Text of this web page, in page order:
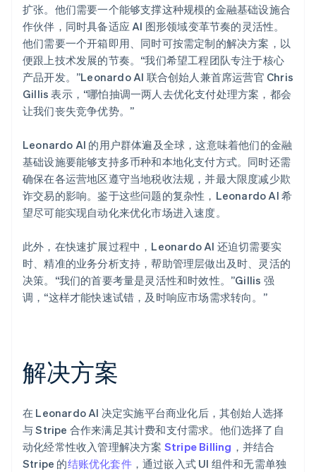
扩张。他们需要一个能够支撑这种规模的金融基础设施合
作伙伴，同时具备适应 AI 图形领域变革节奏的灵活性。
他们需要一个开箱即用、同时可按需定制的解决方案，以
便跟上技术发展的节奏。“我们希望工程团队专注于核心
产品开发。”Leonardo AI 联合创始人兼首席运营官 Chris
Gillis 表示，“哪怕抽调一两人去优化支付处理方案，都会
让我们丧失竞争优势。”
Leonardo AI 的用户群体遍及全球，这意味着他们的金融
基础设施要能够支持多币种和本地化支付方式。同时还需
确保在各运营地区遵守当地税收法规，并最大限度减少欺
诈交易的影响。鉴于这些问题的复杂性，Leonardo AI 希
望尽可能实现自动化来优化市场进入速度。
此外，在快速扩展过程中，Leonardo AI 还迫切需要实
时、精准的业务分析支持，帮助管理层做出及时、灵活的
决策。“我们的首要考量是灵活性和时效性。”Gillis 强
调，“这样才能快速试错，及时响应市场需求转向。”
解决方案
在 Leonardo AI 决定实施平台商业化后，其创始人选择
与 Stripe 合作来满足其计费和支付需求。他们选择了自
动化经常性收入管理解决方案 Stripe Billing ，并结合
Stripe 的结账优化套件，通过嵌入式 UI 组件和无需单独